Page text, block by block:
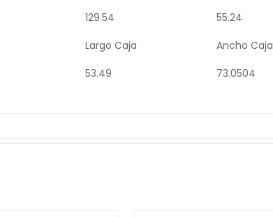
129.54 55.24
Largo Caja Ancho Caja
53.49 73.0504